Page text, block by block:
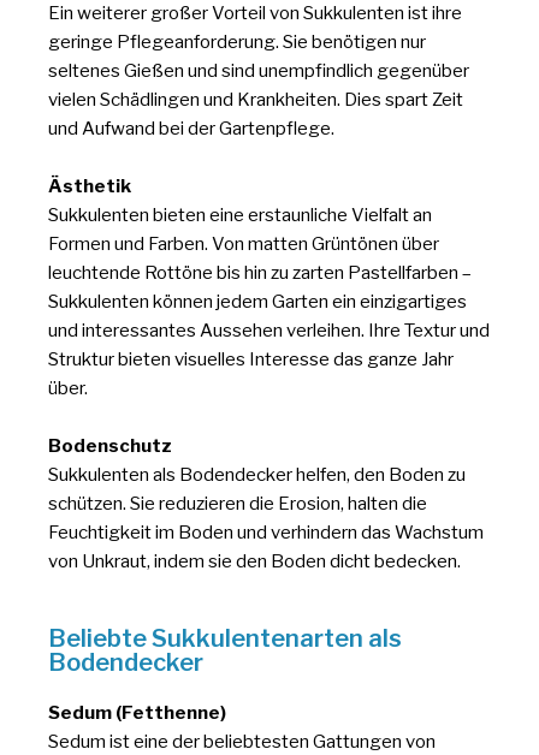
Ein weiterer großer Vorteil von Sukkulenten ist ihre
geringe Pflegeanforderung. Sie benötigen nur
seltenes Gießen und sind unempfindlich gegenüber
vielen Schädlingen und Krankheiten. Dies spart Zeit
und Aufwand bei der Gartenpflege.
Ästhetik
Sukkulenten bieten eine erstaunliche Vielfalt an
Formen und Farben. Von matten Grüntönen über
leuchtende Rottöne bis hin zu zarten Pastellfarben –
Sukkulenten können jedem Garten ein einzigartiges
und interessantes Aussehen verleihen. Ihre Textur und
Struktur bieten visuelles Interesse das ganze Jahr
über.
Bodenschutz
Sukkulenten als Bodendecker helfen, den Boden zu
schützen. Sie reduzieren die Erosion, halten die
Feuchtigkeit im Boden und verhindern das Wachstum
von Unkraut, indem sie den Boden dicht bedecken.
Beliebte Sukkulentenarten als
Bodendecker
Sedum (Fetthenne)
Sedum ist eine der beliebtesten Gattungen von